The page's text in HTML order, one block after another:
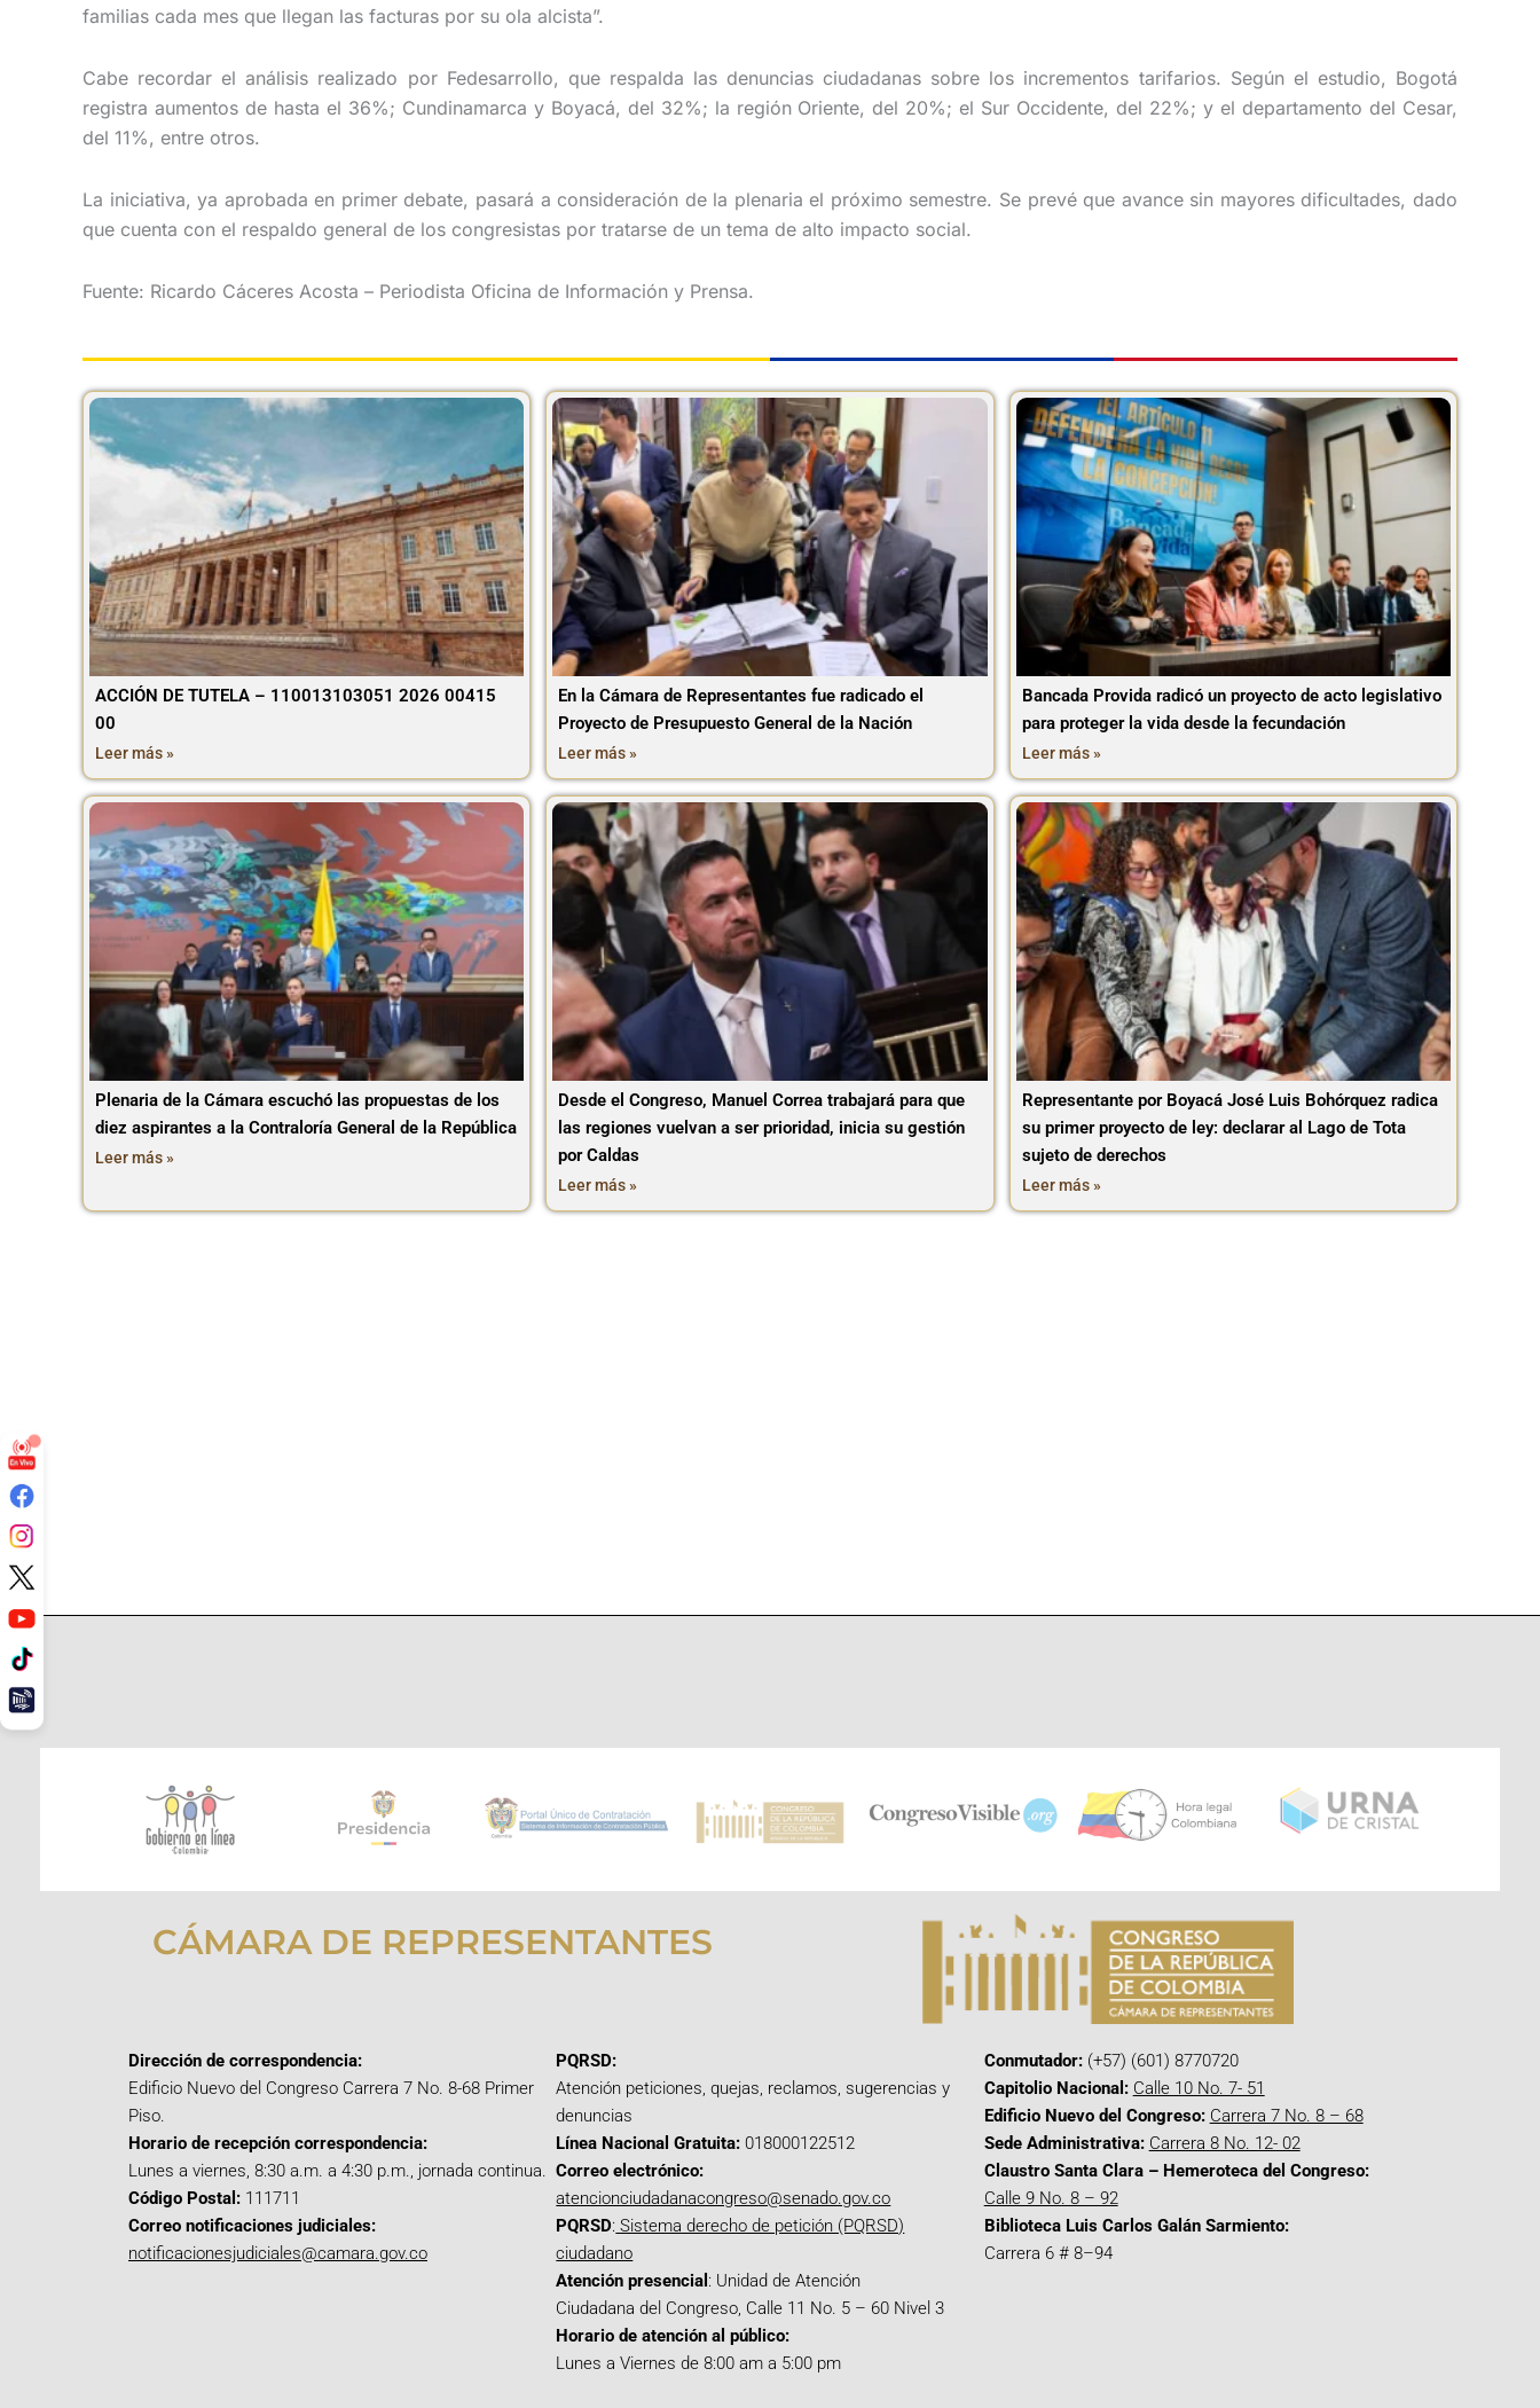
familias cada mes que llegan las facturas por su ola alcista”.
Cabe recordar el análisis realizado por Fedesarrollo, que respalda las denuncias ciudadanas sobre los incrementos tarifarios. Según el estudio, Bogotá
registra aumentos de hasta el 36%; Cundinamarca y Boyacá, del 32%; la región Oriente, del 20%; el Sur Occidente, del 22%; y el departamento del Cesar,
del 11%, entre otros.
La iniciativa, ya aprobada en primer debate, pasará a consideración de la plenaria el próximo semestre. Se prevé que avance sin mayores dificultades, dado
que cuenta con el respaldo general de los congresistas por tratarse de un tema de alto impacto social.
Fuente: Ricardo Cáceres Acosta – Periodista Oficina de Información y Prensa.
ACCIÓN DE TUTELA – 110013103051 2026 00415
00
Leer más »
En la Cámara de Representantes fue radicado el
Proyecto de Presupuesto General de la Nación
Leer más »
Bancada Provida radicó un proyecto de acto legislativo
para proteger la vida desde la fecundación
Leer más »
Plenaria de la Cámara escuchó las propuestas de los
diez aspirantes a la Contraloría General de la República
Leer más »
Desde el Congreso, Manuel Correa trabajará para que
las regiones vuelvan a ser prioridad, inicia su gestión
por Caldas
Leer más »
Representante por Boyacá José Luis Bohórquez radica
su primer proyecto de ley: declarar al Lago de Tota
sujeto de derechos
Leer más »
CÁMARA DE REPRESENTANTES
Dirección de correspondencia:
Edificio Nuevo del Congreso Carrera 7 No. 8-68 Primer
Piso.
Horario de recepción correspondencia:
Lunes a viernes, 8:30 a.m. a 4:30 p.m., jornada continua.
Código Postal: 111711
Correo notificaciones judiciales:
notificacionesjudiciales@camara.gov.co
PQRSD:
Atención peticiones, quejas, reclamos, sugerencias y
denuncias
Línea Nacional Gratuita: 018000122512
Correo electrónico:
atencionciudadanacongreso@senado.gov.co
PQRSD: Sistema derecho de petición (PQRSD)
ciudadano
Atención presencial : Unidad de Atención
Ciudadana del Congreso, Calle 11 No. 5 – 60 Nivel 3
Horario de atención al público:
Lunes a Viernes de 8:00 am a 5:00 pm
Conmutador:(+57) (601) 8770720
Capitolio Nacional: Calle 10 No. 7- 51
Edificio Nuevo del Congreso: Carrera 7 No. 8 – 68
Sede Administrativa: Carrera 8 No. 12- 02
Claustro Santa Clara – Hemeroteca del Congreso:
Calle 9 No. 8 – 92
Biblioteca Luis Carlos Galán Sarmiento:
Carrera 6 # 8–94